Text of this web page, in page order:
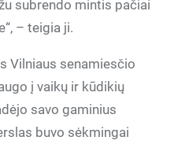
subrendo mintis pačiai
– teigia ji.
Vilniaus senamiesčio
į vaikų ir kūdikių
savo gaminius
buvo sėkmingai